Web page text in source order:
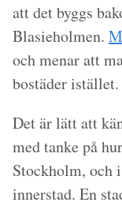
att det byggs
Blasieholmen.
och menar att
bostäder istället.
Det är lätt att
med tanke på
Stockholm, och
innerstad. En